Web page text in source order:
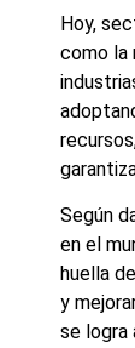
Hoy,
como la
Según
en el
huella
y
se logra